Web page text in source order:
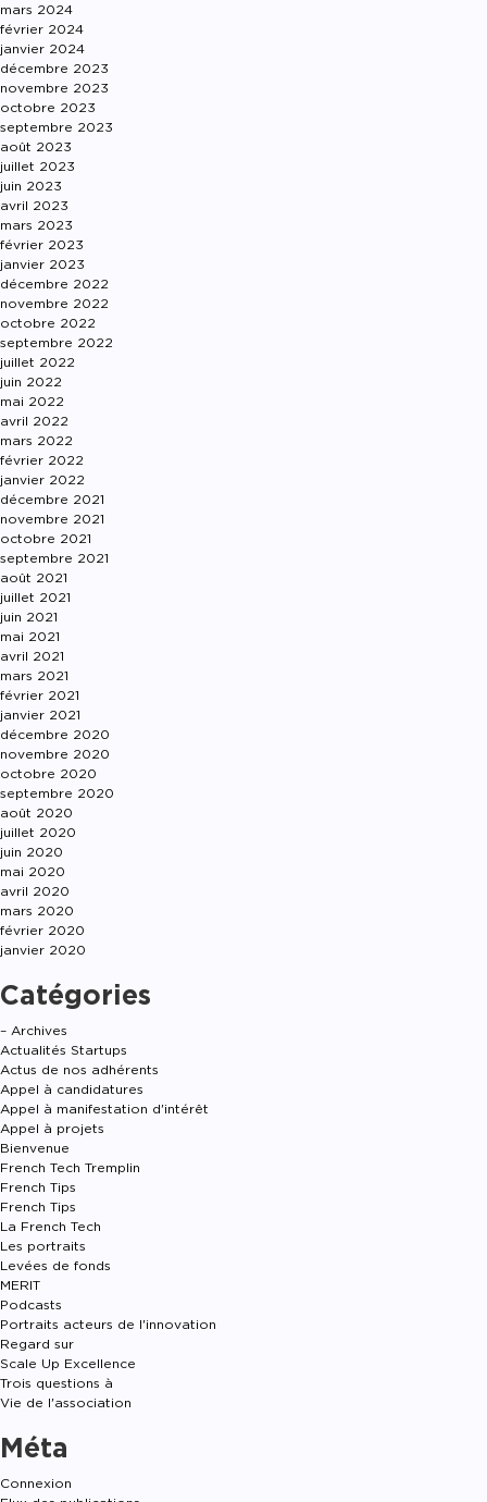
mars 2024
février 2024
janvier 2024
décembre 2023
novembre 2023
octobre 2023
septembre 2023
août 2023
juillet 2023
juin 2023
avril 2023
mars 2023
février 2023
janvier 2023
décembre 2022
novembre 2022
octobre 2022
septembre 2022
juillet 2022
juin 2022
mai 2022
avril 2022
mars 2022
février 2022
janvier 2022
décembre 2021
novembre 2021
octobre 2021
septembre 2021
août 2021
juillet 2021
juin 2021
mai 2021
avril 2021
mars 2021
février 2021
janvier 2021
décembre 2020
novembre 2020
octobre 2020
septembre 2020
août 2020
juillet 2020
juin 2020
mai 2020
avril 2020
mars 2020
février 2020
janvier 2020
Catégories
– Archives
Actualités Startups
Actus de nos adhérents
Appel à candidatures
Appel à manifestation d'intérêt
Appel à projets
Bienvenue
French Tech Tremplin
French Tips
French Tips
La French Tech
Les portraits
Levées de fonds
MERIT
Podcasts
Portraits acteurs de l'innovation
Regard sur
Scale Up Excellence
Trois questions à
Vie de l'association
Méta
Connexion